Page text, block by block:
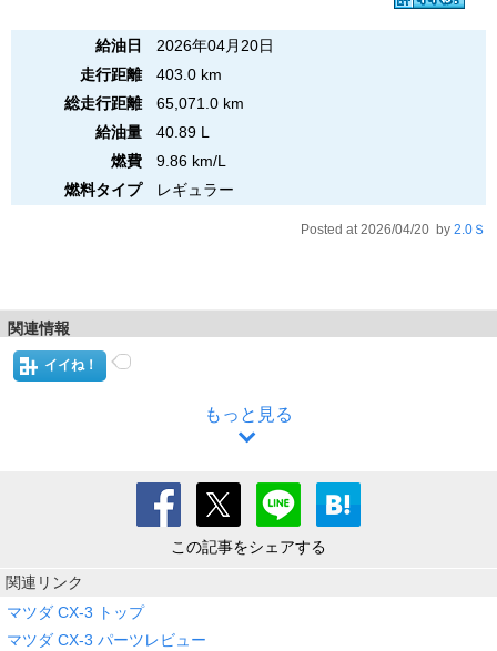
給油日
2026年04月20日
走行距離
403.0 km
総走行距離
65,071.0 km
給油量
40.89 L
燃費
9.86 km/L
燃料タイプ
レギュラー
Posted at 2026/04/20 by 2.0Ｓ
関連情報
イイね！
もっと見る
この記事をシェアする
関連リンク
マツダ CX-3 トップ
マツダ CX-3 パーツレビュー